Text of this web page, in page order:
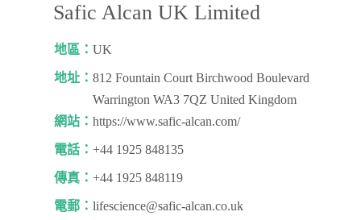
Safic Alcan UK Limited
地區：UK
地址：812 Fountain Court Birchwood Boulevard
Warrington WA3 7QZ United Kingdom
網站：https://www.safic-alcan.com/
電話：+44 1925 848135
傳真：+44 1925 848119
電郵：lifescience@safic-alcan.co.uk